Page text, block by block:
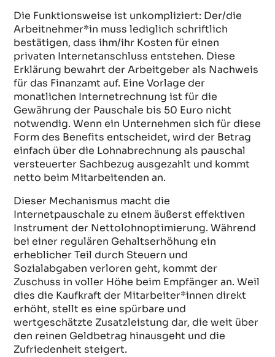
Die Funktionsweise ist unkompliziert: Der/die
Arbeitnehmer*in muss lediglich schriftlich
bestätigen, dass ihm/ihr Kosten für einen
privaten Internetanschluss entstehen. Diese
Erklärung bewahrt der Arbeitgeber als Nachweis
für das Finanzamt auf. Eine Vorlage der
monatlichen Internetrechnung ist für die
Gewährung der Pauschale bis 50 Euro nicht
notwendig. Wenn ein Unternehmen sich für diese
Form des Benefits entscheidet, wird der Betrag
einfach über die Lohnabrechnung als pauschal
versteuerter Sachbezug ausgezahlt und kommt
netto beim Mitarbeitenden an.
Dieser Mechanismus macht die
Internetpauschale zu einem äußerst effektiven
Instrument der Nettolohnoptimierung. Während
bei einer regulären Gehaltserhöhung ein
erheblicher Teil durch Steuern und
Sozialabgaben verloren geht, kommt der
Zuschuss in voller Höhe beim Empfänger an. Weil
dies die Kaufkraft der Mitarbeiter*innen direkt
erhöht, stellt es eine spürbare und
wertgeschätzte Zusatzleistung dar, die weit über
den reinen Geldbetrag hinausgeht und die
Zufriedenheit steigert.